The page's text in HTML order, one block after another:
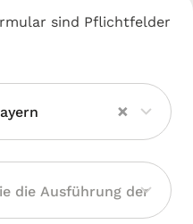
sind Pflichtfelder
×